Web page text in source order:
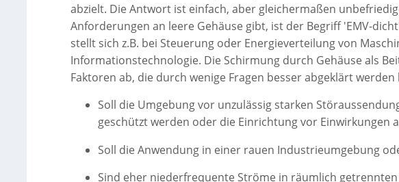
abzielt. Die Antwort ist einfach, aber gleichermaßen
Anforderungen an leere Gehäuse gibt, ist der Begriff ′EMV-
stellt sich z.B. bei Steuerung oder Energieverteilung von
Informationstechnologie. Die Schirmung durch Gehäuse als
Faktoren ab, die durch wenige Fragen besser abgeklärt werden
Soll die Umgebung vor unzulässig starken
geschützt werden oder die Einrichtung vor Einwirkungen
Soll die Anwendung in einer rauen Industrieumgebung
Sind eher niederfrequente Ströme in räumlich